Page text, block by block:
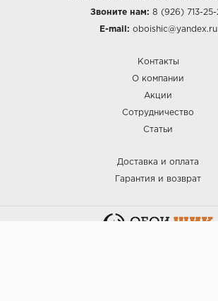
Звоните нам: 8 (926) 713-25-
E-mail: oboishic@yandex.ru
Контакты
О компании
Акции
Сотрудничество
Статьи
Доставка и оплата
Гарантия и возврат